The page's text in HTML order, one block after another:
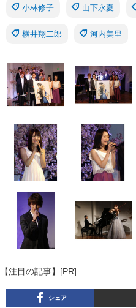
小林修子 山下永夏
横井翔二郎 河内美里
【注目の記事】[PR]
シェア